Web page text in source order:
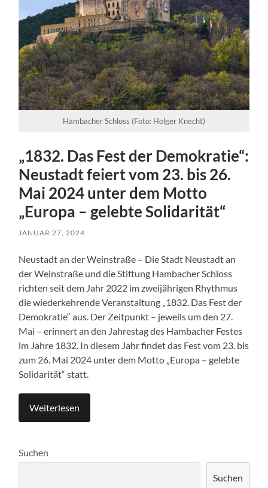
Hambacher Schloss (Foto: Holger Knecht)
„1832. Das Fest der Demokratie“:
Neustadt feiert vom 23. bis 26.
Mai 2024 unter dem Motto
„Europa – gelebte Solidarität“
JANUAR 27, 2024
Neustadt an der Weinstraße – Die Stadt Neustadt an
der Weinstraße und die Stiftung Hambacher Schloss
richten seit dem Jahr 2022 im zweijährigen Rhythmus
die wiederkehrende Veranstaltung „1832. Das Fest der
Demokratie“ aus. Der Zeitpunkt – jeweils um den 27.
Mai – erinnert an den Jahrestag des Hambacher Festes
im Jahre 1832. In diesem Jahr findet das Fest vom 23. bis
zum 26. Mai 2024 unter dem Motto „Europa – gelebte
Solidarität“ statt.
Weiterlesen
Suchen
Suchen